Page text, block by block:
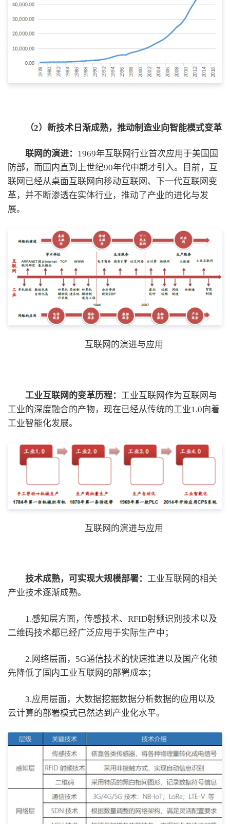
（2）新技术日渐成熟，推动制造业向智能模式变革
联网的演进： 1969年互联网行业首次应用于美国国
防部，而国内直到上世纪90年代中期才引入。目前，互
联网已经从桌面互联网向移动互联网、下一代互联网变
革，并不断渗透在实体行业，推动了产业的进化与发
展。
互联网的演进与应用
工业互联网的变革历程： 工业互联网作为互联网与
工业的深度融合的产物，现在已经从传统的工业1.0向着
工业智能化发展。
互联网的演进与应用
技术成熟，可实现大规模部署： 工业互联网的相关
产业技术逐渐成熟。
1.感知层方面，传感技术、RFID射频识别技术以及
二维码技术都已经广泛应用于实际生产中；
2.网络层面，5G通信技术的快速推进以及国产化领
先降低了国内工业互联网的部署成本；
3.应用层面，大数据挖掘数据分析数据的应用以及
云计算的部署模式已然达到产业化水平。